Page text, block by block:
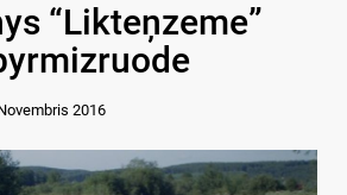
“Likteņzeme”
2016